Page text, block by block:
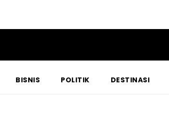
BISNIS POLITIK DESTINASI